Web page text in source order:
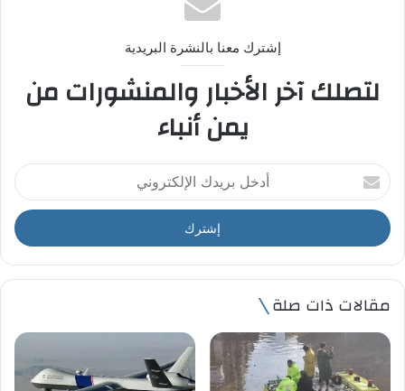
إشترك معنا بالنشرة البريدية
لتصلك آخر الأخبار والمنشورات من
يمن أنباء
أ
د
خ
ل
ر
د
ا
مقالات ذات صلة